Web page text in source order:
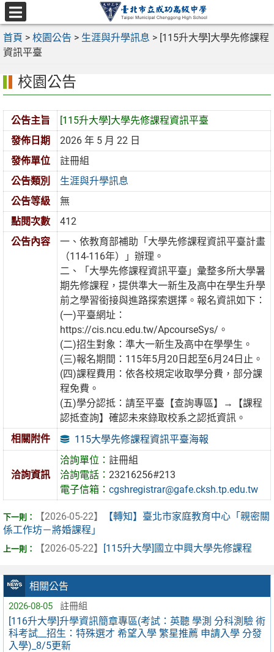
跳
至
主
要
區
選
單
首頁 > 校園公告 > 生涯與升學訊息 > [115升大學]大學先修課程
資訊平臺
相關公告
2026-08-05 註冊組
[116升大學]升學資訊簡章專區(考試：英聽 學測 分科測驗 術
科考試__招生：特殊選才 希望入學 繁星推薦 申請入學 分發
入學)_8/5更新
校園公告
公告主旨
[115升大學]大學先修課程資訊平臺
發佈日期
2026 年 5 月 22 日
發佈單位
註冊組
公告類別
生涯與升學訊息
公告等級
無
點閱次數
412
公告內容
一、依教育部補助「大學先修課程資訊平臺計畫
（114-116年）」辦理。
二、「大學先修課程資訊平臺」彙整多所大學暑
期先修課程，提供準大一新生及高中在學生升學
前之學習銜接與進路探索選擇。報名資訊如下：
(一)平臺網址：
https://cis.ncu.edu.tw/ApcourseSys/。
(二)招生對象：準大一新生及高中在學學生。
(三)報名期間：115年5月20日起至6月24日止。
(四)課程費用：依各校規定收取學分費，部分課
程免費。
(五)學分認抵：請至平臺【查詢專區】→【課程
認抵查詢】確認未來錄取校系之認抵資訊。
相關附件
115大學先修課程資訊平臺海報
洽詢資訊
洽詢單位：註冊組
洽詢電話：23216256#213
電子信箱：cgshregistrar@gafe.cksh.tp.edu.tw
【2026-05-22】
【轉知】臺北市家庭教育中心「親密關
係工作坊－將婚課程」
【2026-05-22】
[115升大學]國立中興大學先修課程